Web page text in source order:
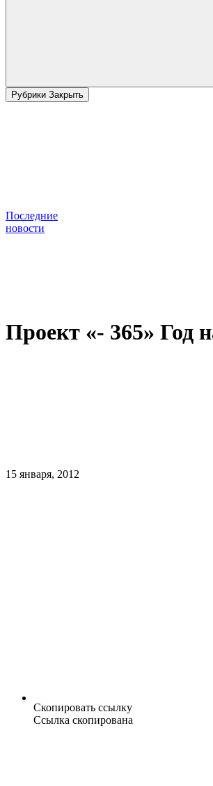
Рубрики Закрыть
Последние
новости
Проект «- 365» Год
15 января, 2012
Скопировать ссылку
Ссылка скопирована